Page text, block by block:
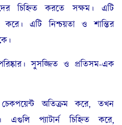
চিহ্নিত করতে সক্ষম। এটি
এটি নিশ্চয়তা ও শান্তির
সুসজ্জিত ও প্রতিসম-এক
অতিক্রম করে, তখন
প্যাটার্ন চিহ্নিত করে,